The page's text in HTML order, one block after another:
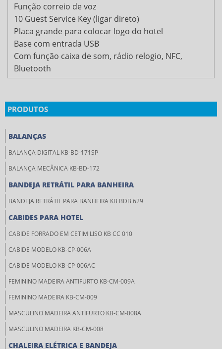
Função correio de voz
10 Guest Service Key (ligar direto)
Placa grande para colocar logo do hotel
Base com entrada USB
Com função caixa de som, rádio relogio, NFC,
Bluetooth
PRODUTOS
BALANÇAS
BALANÇA DIGITAL KB-BD-171SP
BALANÇA MECÂNICA KB-BD-172
BANDEJA RETRÁTIL PARA BANHEIRA
BANDEJA RETRÁTIL PARA BANHEIRA KB BDB 629
CABIDES PARA HOTEL
CABIDE FORRADO EM CETIM LISO KB CC 010
CABIDE MODELO KB-CP-006A
CABIDE MODELO KB-CP-006AC
FEMININO MADEIRA ANTIFURTO KB-CM-009A
FEMININO MADEIRA KB-CM-009
MASCULINO MADEIRA ANTIFURTO KB-CM-008A
MASCULINO MADEIRA KB-CM-008
CHALEIRA ELÉTRICA E BANDEJA